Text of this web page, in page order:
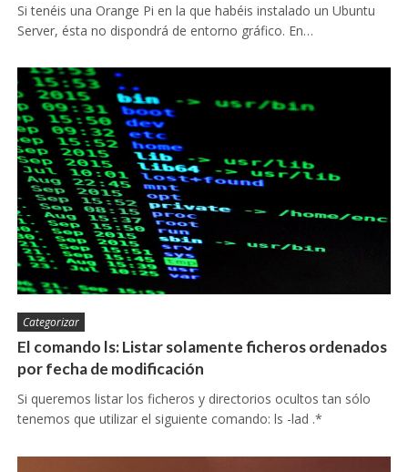
Si tenéis una Orange Pi en la que habéis instalado un Ubuntu
Server, ésta no dispondrá de entorno gráfico. En…
Categorizar
El comando ls: Listar solamente ficheros ordenados
por fecha de modificación
Si queremos listar los ficheros y directorios ocultos tan sólo
tenemos que utilizar el siguiente comando: ls -lad .*